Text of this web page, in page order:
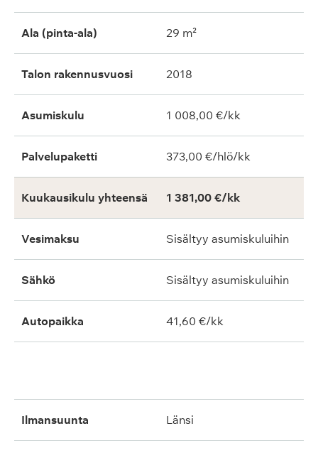
Ala (pinta-ala) 29 m²
Talon rakennusvuosi 2018
Asumiskulu 1 008,00 €/kk
Palvelupaketti 373,00 €/hlö/kk
Kuukausikulu yhteensä 1 381,00 €/kk
Vesimaksu Sisältyy asumiskuluihin
Sähkö Sisältyy asumiskuluihin
Autopaikka 41,60 €/kk
ilmansuunta länsi